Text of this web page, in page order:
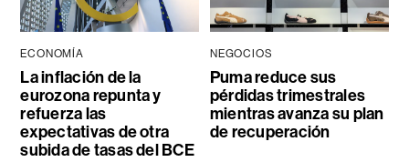
ECONOMÍA
La inflación de la
eurozona repunta y
refuerza las
expectativas de otra
subida de tasas del BCE
NEGOCIOS
Puma reduce sus
pérdidas trimestrales
mientras avanza su plan
de recuperación